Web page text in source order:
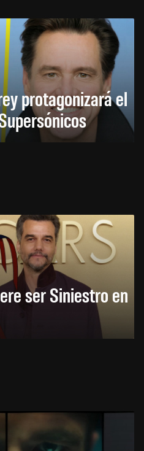
protagonizará el
ser Siniestro en